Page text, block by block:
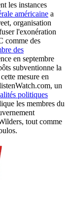
les instances
américaine a
organisation
l'exonération
comme des
des
en septembre
subventionne la
mesure en
un
politiques
les membres du
tout comme